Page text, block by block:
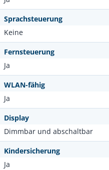
Sprachsteuerung
Keine
Fernsteuerung
Ja
WLAN-fähig
Ja
Display
Dimmbar und abschaltbar
Kindersicherung
Ja